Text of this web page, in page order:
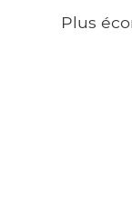
Plus